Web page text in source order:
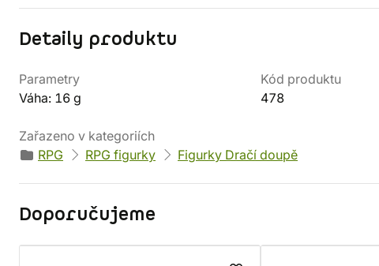
Detaily produktu
Parametry
Váha: 16 g
Kód produktu
478
Zařazeno v kategoriích
RPG
RPG figurky Figurky Dračí doupě
Doporučujeme